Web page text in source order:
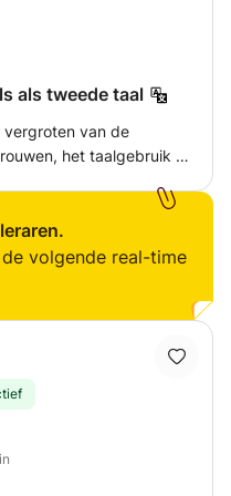
als tweede taal
vergroten van de
het taalgebruik en
uitbreiding
uitspraak om het
manier
van exposities, daarom
volgende real-time